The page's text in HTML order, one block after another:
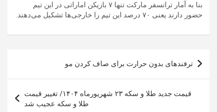
بنا به آمار ترانسفر مارکت تنها ۷ بازیکن اماراتی در این تیم
حضور دارند یعنی ۷۰ درصد این تیم را خارجی‌ها تشکیل می‌دهند.
راهبری
نوشته
ترفندهای بدون حرارت برای صاف کردن مو
قیمت جدید طلا و سکه ۲۳ شهریورماه ۱۴۰۴/ تغییر قیمت
طلا و سکه عجیب شد